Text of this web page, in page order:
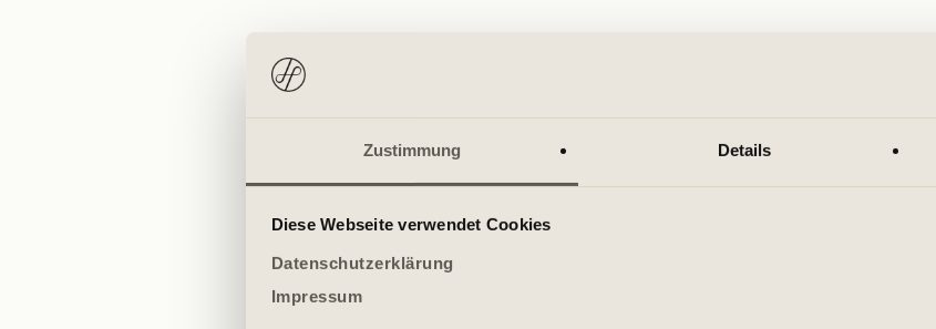
Zustimmung Details
Diese Webseite verwendet Cookies
Datenschutzerklärung
Impressum